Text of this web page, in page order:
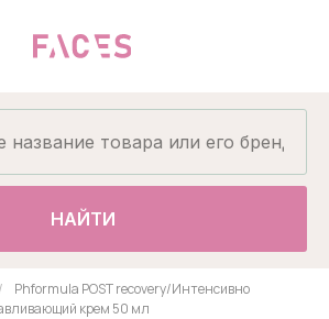
НАЙТИ
Phformula POST recovery/Интенсивно
крем 50 мл